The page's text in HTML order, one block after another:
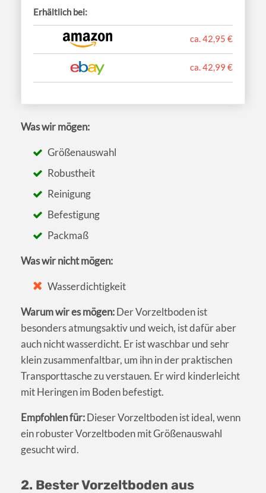
Erhältlich bei:
ca. 42,95 €
ca. 42,99 €
Was wir mögen:
Größenauswahl
Robustheit
Reinigung
Befestigung
Packmaß
Was wir nicht mögen:
Wasserdichtigkeit
Warum wir es mögen:Der Vorzeltboden ist
besonders atmungsaktiv und weich, ist dafür aber
auch nicht wasserdicht. Er ist waschbar und sehr
klein zusammenfaltbar, um ihn in der praktischen
Transporttasche zu verstauen. Er wird kinderleicht
mit Heringen im Boden befestigt.
Empfohlen für:Dieser Vorzeltboden ist ideal, wenn
ein robuster Vorzeltboden mit Größenauswahl
gesucht wird.
2. Bester Vorzeltboden aus